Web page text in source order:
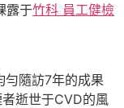
露于竹科 員工健檢
隨訪7年的成果
逝世于CVD的風